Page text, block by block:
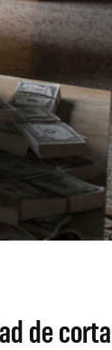
de